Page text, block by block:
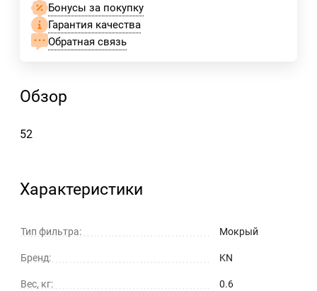
Бонусы за покупку
Гарантия качества
Обратная связь
Обзор
52
Характеристики
Тип фильтра: Мокрый
Бренд: KN
Вес, кг: 0.6